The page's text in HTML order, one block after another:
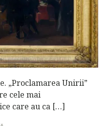
„Proclamarea Unirii”
cele mai
care au ca […]